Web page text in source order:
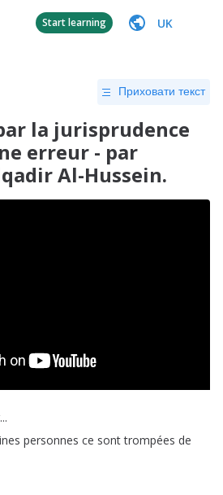
Start learning UK
Приховати текст
la jurisprudence
erreur - par
Al-Hussein.
...
personnes ce sont trompées de